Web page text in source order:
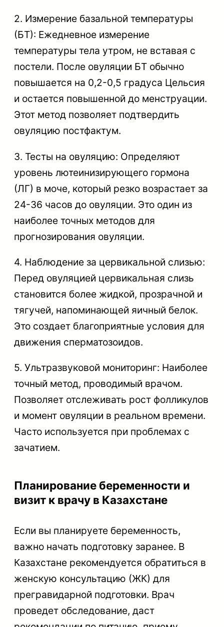
2. Измерение базальной температуры
(БТ): Ежедневное измерение
температуры тела утром, не вставая с
постели. После овуляции БТ обычно
повышается на 0,2-0,5 градуса Цельсия
и остается повышенной до менструации.
Этот метод позволяет подтвердить
овуляцию постфактум.
3. Тесты на овуляцию: Определяют
уровень лютеинизирующего гормона
(ЛГ) в моче, который резко возрастает за
24-36 часов до овуляции. Это один из
наиболее точных методов для
прогнозирования овуляции.
4. Наблюдение за цервикальной слизью:
Перед овуляцией цервикальная слизь
становится более жидкой, прозрачной и
тягучей, напоминающей яичный белок.
Это создает благоприятные условия для
движения сперматозоидов.
5. Ультразвуковой мониторинг: Наиболее
точный метод, проводимый врачом.
Позволяет отслеживать рост фолликулов
и момент овуляции в реальном времени.
Часто используется при проблемах с
зачатием.
Планирование беременности и
визит к врачу в Казахстане
Если вы планируете беременность,
важно начать подготовку заранее. В
Казахстане рекомендуется обратиться в
женскую консультацию (ЖК) для
прегравидарной подготовки. Врач
проведет обследование, даст